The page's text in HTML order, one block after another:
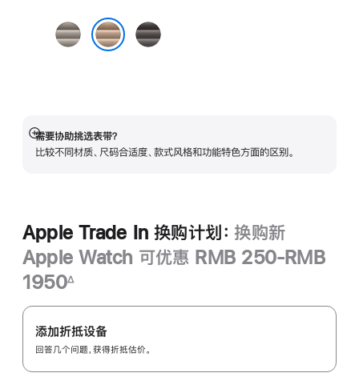
色:
原
色
石
板
需要协助挑选表带？
比较不同材质、尺码合适度、款式风格和功能特色方面的区别。
展
开
Apple Trade In 换购计划： 换购新
Apple Watch 可优惠 RMB 250-RMB
1950
注
∆
Apple
Trade
换
添加折抵设备
回答几个问题，获得折抵估价。